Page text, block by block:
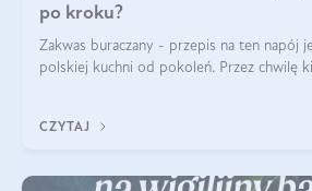
po kroku?
Zakwas buraczany - przepis na ten napój
polskiej kuchni od pokoleń. Przez chwilę
CZYTAJ